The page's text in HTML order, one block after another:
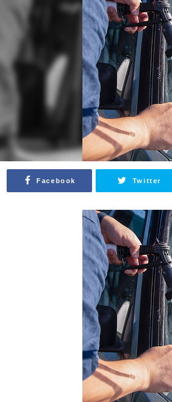
Facebook Twitter